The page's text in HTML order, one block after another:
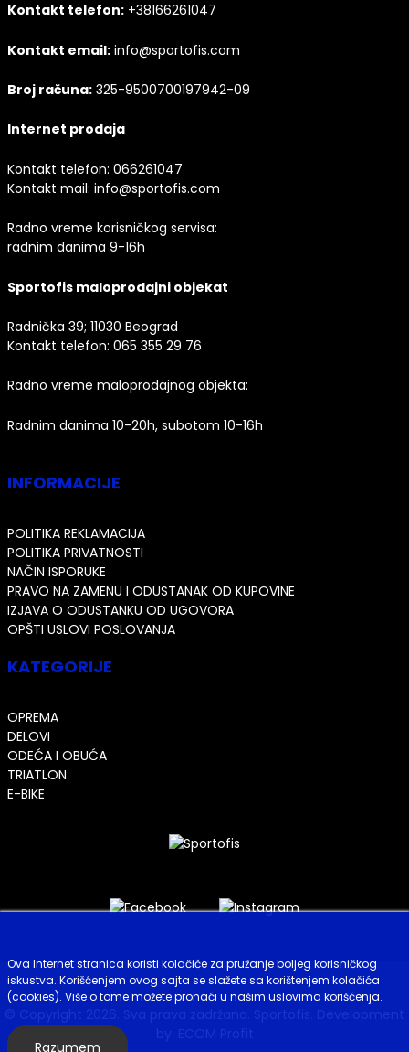
Kontakt telefon: +38166261047
Kontakt email: info@sportofis.com
Broj računa: 325-9500700197942-09
Internet prodaja
Kontakt telefon: 066261047
Kontakt mail: info@sportofis.com
Radno vreme korisničkog servisa:
radnim danima 9-16h
Sportofis maloprodajni objekat
Radnička 39; 11030 Beograd
Kontakt telefon: 065 355 29 76
Radno vreme maloprodajnog objekta:
Radnim danima 10-20h, subotom 10-16h
INFORMACIJE
POLITIKA REKLAMACIJA
POLITIKA PRIVATNOSTI
NAČIN ISPORUKE
PRAVO NA ZAMENU I ODUSTANAK OD KUPOVINE
IZJAVA O ODUSTANKU OD UGOVORA
OPŠTI USLOVI POSLOVANJA
KATEGORIJE
OPREMA
DELOVI
ODEĆA I OBUĆA
TRIATLON
E-BIKE
Ova Internet stranica koristi kolačiće za pružanje boljeg korisničkog
iskustva. Korišćenjem ovog sajta se slažete sa korištenjem kolačića
(cookies). Više o tome možete pronaći u našim uslovima korišćenja.
Razumem